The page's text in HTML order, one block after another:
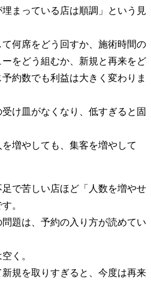
まっている店は順調」という見
何席をどう回すか、施術時間の
をどう組むか、新規と再来をど
約数でも利益は大きく変わりま
け皿がなくなり、低すぎると固
増やしても、集客を増やして
で苦しい店ほど「人数を増やせ
。
題は、予約の入り方が読めてい
く。
規を取りすぎると、今度は再来